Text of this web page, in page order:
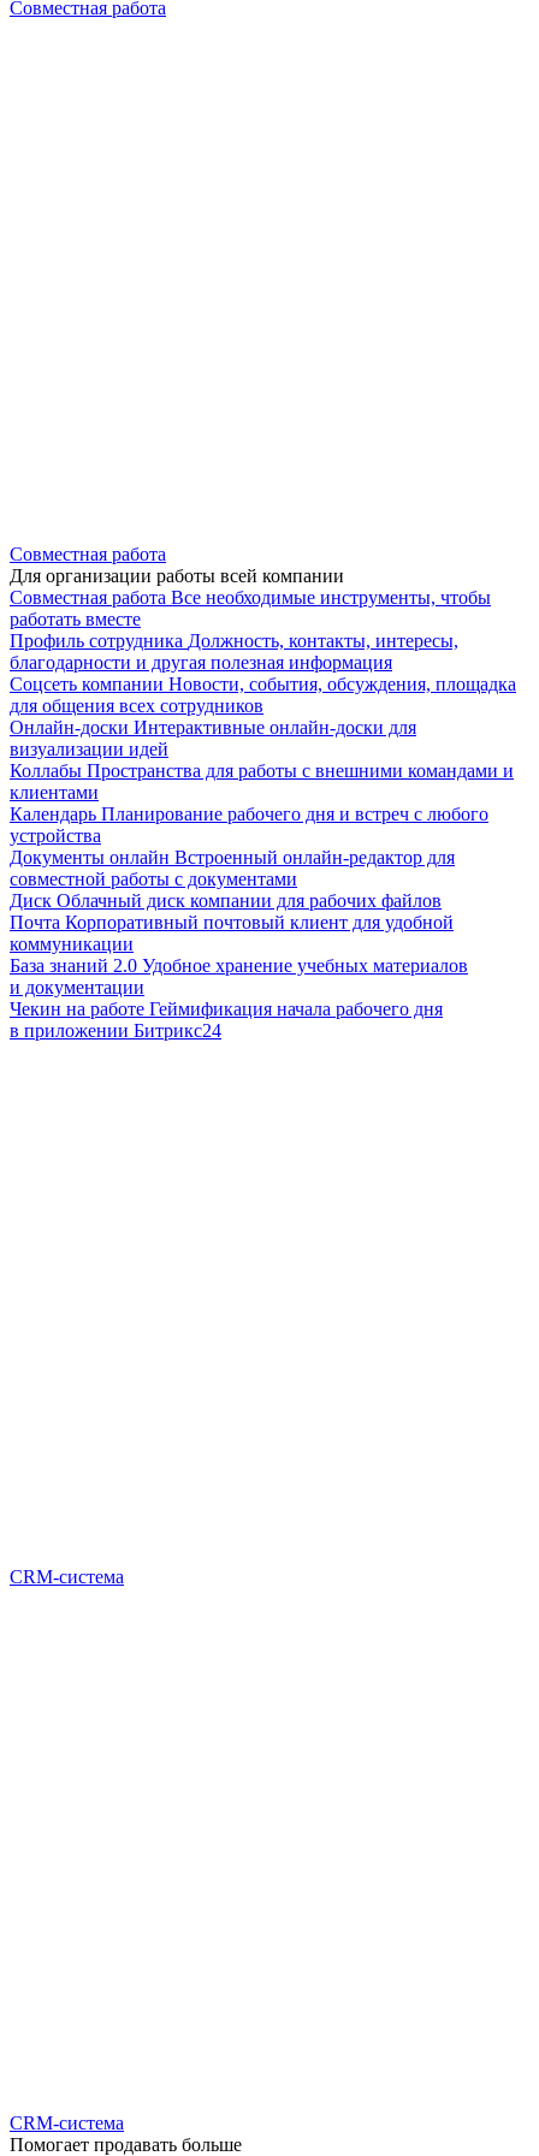
Совместная работа
Совместная работа
Для организации работы всей компании
Совместная работа Все необходимые инструменты, чтобы
работать вместе
Профиль сотрудника Должность, контакты, интересы,
благодарности и другая полезная информация
Соцсеть компании Новости, события, обсуждения, площадка
для общения всех сотрудников
Онлайн-доски Интерактивные онлайн-доски для
визуализации идей
Коллабы Пространства для работы с внешними командами и
клиентами
Календарь Планирование рабочего дня и встреч с любого
устройства
Документы онлайн Встроенный онлайн-редактор для
совместной работы с документами
Диск Облачный диск компании для рабочих файлов
Почта Корпоративный почтовый клиент для удобной
коммуникации
База знаний 2.0 Удобное хранение учебных материалов
и документации
Чекин на работе Геймификация начала рабочего дня
в приложении Битрикс24
CRM-система
CRM-система
Помогает продавать больше